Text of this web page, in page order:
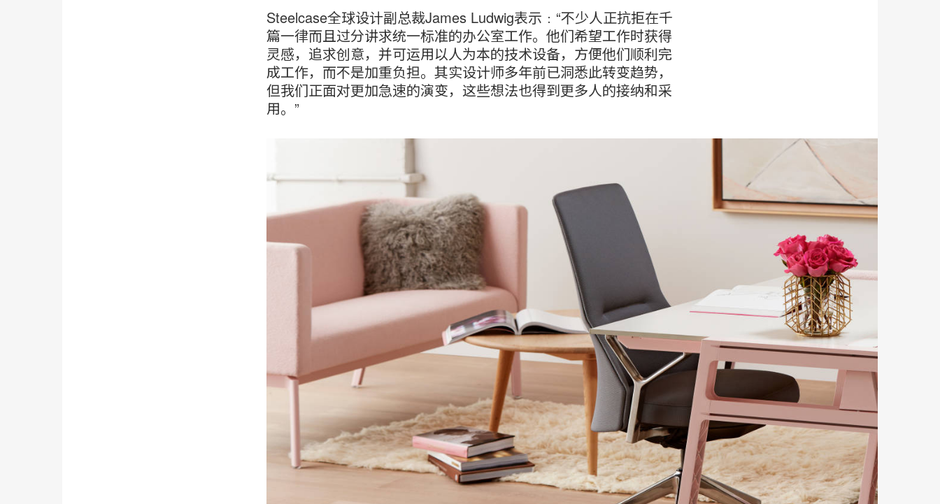
Steelcase全球设计副总裁James Ludwig表示﹕“不少人正抗拒在千
篇一律而且过分讲求统一标准的办公室工作。他们希望工作时获得
灵感，追求创意，并可运用以人为本的技术设备，方便他们顺利完
成工作，而不是加重负担。其实设计师多年前已洞悉此转变趋势，
但我们正面对更加急速的演变，这些想法也得到更多人的接纳和采
用。”